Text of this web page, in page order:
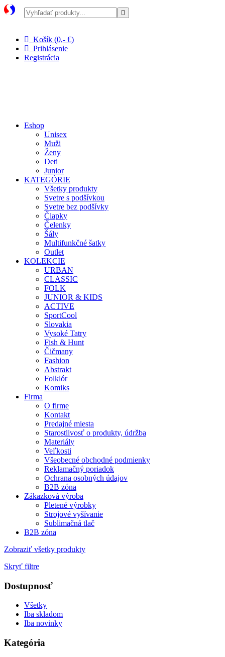
Košík (0,- €)
Prihlásenie
Registrácia
Eshop
Unisex
Muži
Ženy
Deti
Junior
KATEGÓRIE
Všetky produkty
Svetre s podšívkou
Svetre bez podšívky
Čiapky
Čelenky
Šály
Multifunkčné šatky
Outlet
KOLEKCIE
URBAN
CLASSIC
FOLK
JUNIOR & KIDS
ACTIVE
SportCool
Slovakia
Vysoké Tatry
Fish & Hunt
Čičmany
Fashion
Abstrakt
Folklór
Komiks
Firma
O firme
Kontakt
Predajné miesta
Starostlivosť o produkty, údržba
Materiály
Veľkosti
Všeobecné obchodné podmienky
Reklamačný poriadok
Ochrana osobných údajov
B2B zóna
Zákazková výroba
Pletené výrobky
Strojové vyšívanie
Sublimačná tlač
B2B zóna
Zobraziť všetky produkty
Skryť filtre
Dostupnosť
Všetky
Iba skladom
Iba novinky
Kategória